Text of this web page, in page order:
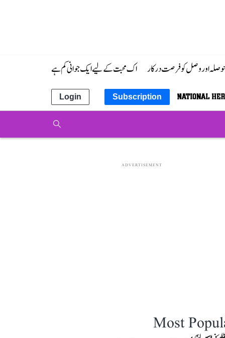
حوصلہ اور وصل کو فرصت درکار اک محبت کے لیے ایک جوانی کم ہے
Subscription
Login
ADVERTISEMENT
Most